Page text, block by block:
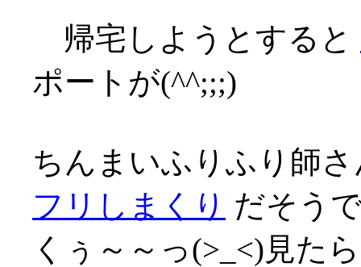
帰宅しようとすると
ポートが(^^;;;)
ちんまいふりふり師
フリしまくり だそう
くぅ～～っ(>_<)見た